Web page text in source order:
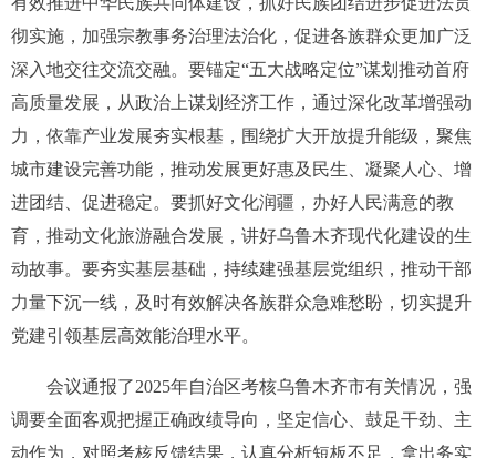
彻实施，加强宗教事务治理法治化，促进各族群众更加广泛
深入地交往交流交融。要锚定“五大战略定位”谋划推动首府
高质量发展，从政治上谋划经济工作，通过深化改革增强动
力，依靠产业发展夯实根基，围绕扩大开放提升能级，聚焦
城市建设完善功能，推动发展更好惠及民生、凝聚人心、增
进团结、促进稳定。要抓好文化润疆，办好人民满意的教
育，推动文化旅游融合发展，讲好乌鲁木齐现代化建设的生
动故事。要夯实基层基础，持续建强基层党组织，推动干部
力量下沉一线，及时有效解决各族群众急难愁盼，切实提升
党建引领基层高效能治理水平。
会议通报了2025年自治区考核乌鲁木齐市有关情况，强
调要全面客观把握正确政绩导向，坚定信心、鼓足干劲、主
动作为，对照考核反馈结果，认真分析短板不足，拿出务实